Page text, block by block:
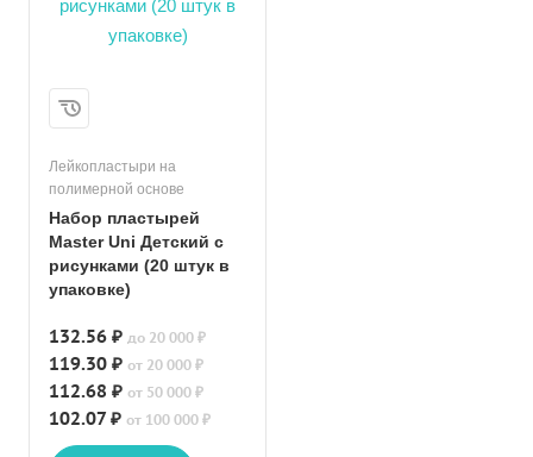
Лейкопластыри на
полимерной основе
Набор пластырей
Master Uni Детский с
рисунками (20 штук в
упаковке)
132.56 ₽ до 20 000 ₽
119.30 ₽ от 20 000 ₽
112.68 ₽ от 50 000 ₽
102.07 ₽ от 100 000 ₽